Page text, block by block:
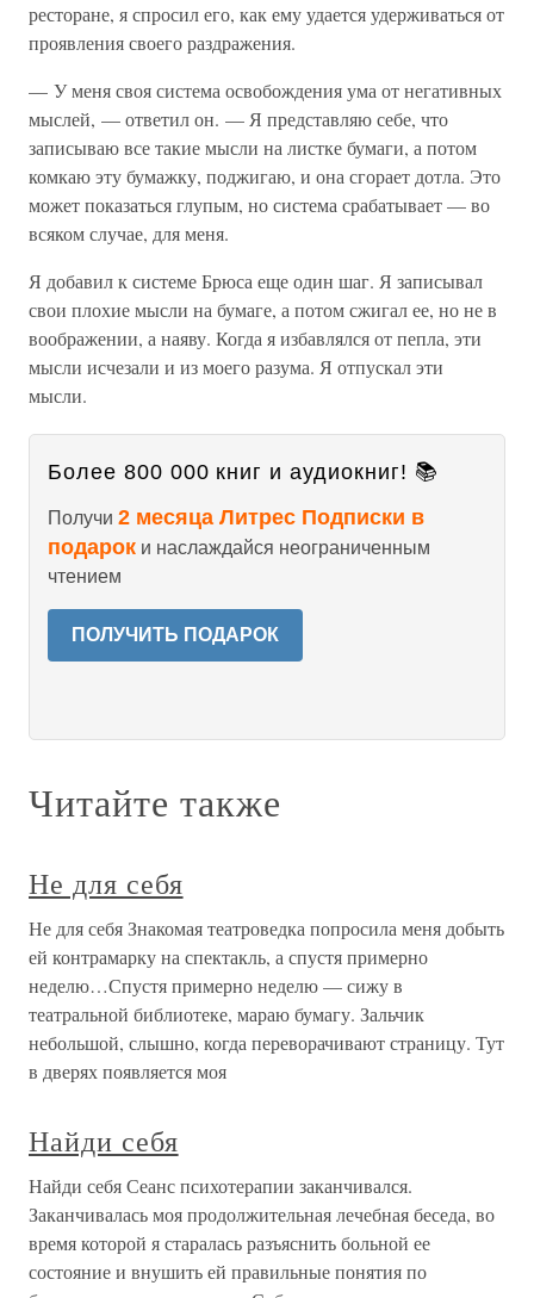
ресторане, я спросил его, как ему удается удерживаться от
проявления своего раздражения.
— У меня своя система освобождения ума от негативных
мыслей, — ответил он. — Я представляю себе, что
записываю все такие мысли на листке бумаги, а потом
комкаю эту бумажку, поджигаю, и она сгорает дотла. Это
может показаться глупым, но система срабатывает — во
всяком случае, для меня.
Я добавил к системе Брюса еще один шаг. Я записывал
свои плохие мысли на бумаге, а потом сжигал ее, но не в
воображении, а наяву. Когда я избавлялся от пепла, эти
мысли исчезали и из моего разума. Я отпускал эти
мысли.
Более 800 000 книг и аудиокниг! 📚
Получи 2 месяца Литрес Подписки в
подарок и наслаждайся неограниченным
чтением
ПОЛУЧИТЬ ПОДАРОК
Читайте также
Не для себя
Не для себя Знакомая театроведка попросила меня добыть
ей контрамарку на спектакль, а спустя примерно
неделю…Спустя примерно неделю — сижу в
театральной библиотеке, мараю бумагу. Зальчик
небольшой, слышно, когда переворачивают страницу. Тут
в дверях появляется моя
Найди себя
Найди себя Сеанс психотерапии заканчивался.
Заканчивалась моя продолжительная лечебная беседа, во
время которой я старалась разъяснить больной ее
состояние и внушить ей правильные понятия по